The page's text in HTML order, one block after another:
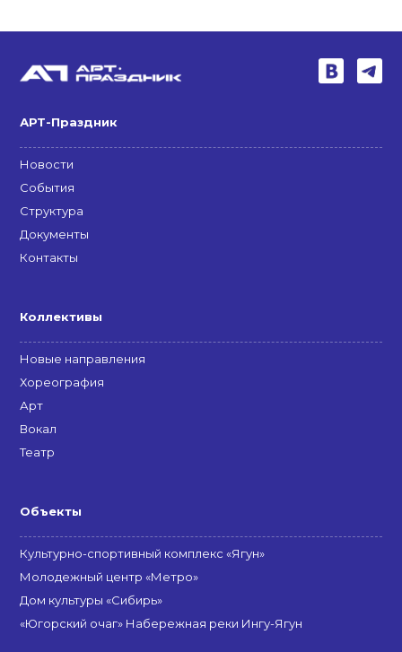
АРТ-Праздник
Новости
События
Структура
Документы
Контакты
Коллективы
Новые направления
Хореография
Арт
Вокал
Театр
Объекты
Культурно-спортивный комплекс «Ягун»
Молодежный центр «Метро»
Дом культуры «Сибирь»
«Югорский очаг» Набережная реки Ингу-Ягун